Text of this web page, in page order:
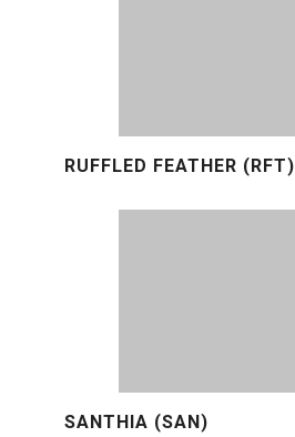
RUFFLED FEATHER (RFT)
SANTHIA (SAN)